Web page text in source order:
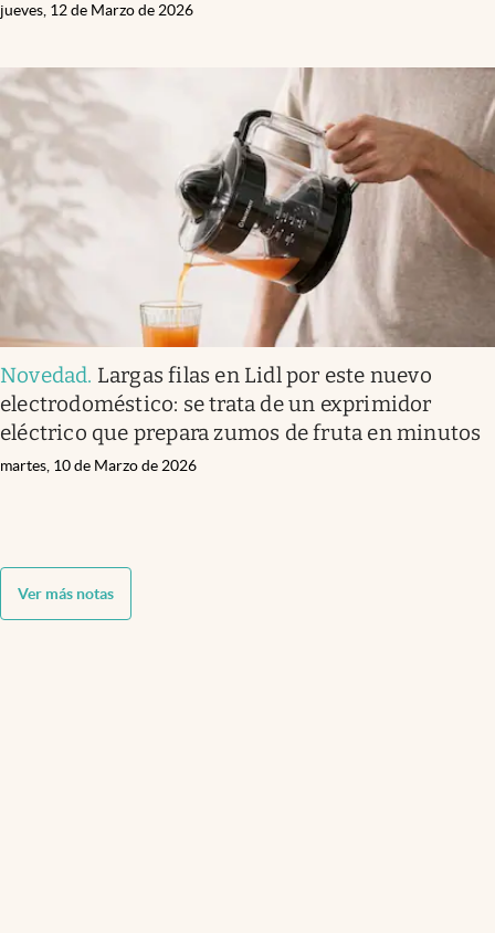
jueves, 12 de Marzo de 2026
Novedad. Largas filas en Lidl por este nuevo
electrodoméstico: se trata de un exprimidor
eléctrico que prepara zumos de fruta en minutos
martes, 10 de Marzo de 2026
Ver más notas